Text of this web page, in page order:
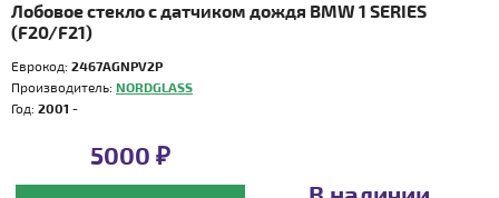
Лобовое стекло с датчиком дождя BMW 1 SERIES
(F20/F21)
Еврокод: 2467AGNPV2P
Производитель: NORDGLASS
Год: 2001 -
5000 ₽